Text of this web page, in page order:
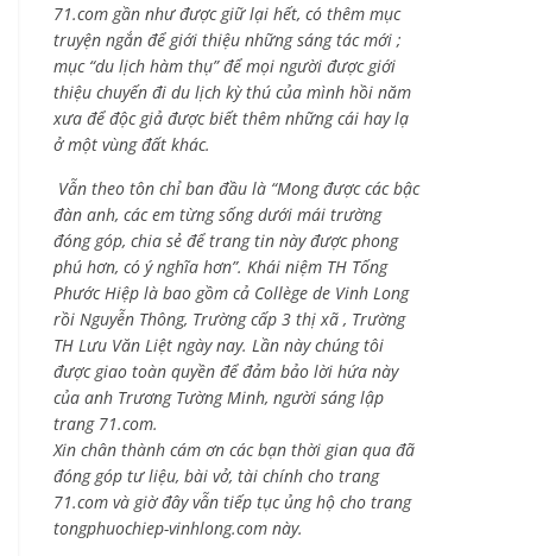
71.com gần như được giữ lại hết, có thêm mục
truyện ngắn để giới thiệu những sáng tác mới ;
mục “du lịch hàm thụ” để mọi người được giới
thiệu chuyến đi du lịch kỳ thú của mình hồi năm
xưa để độc giả được biết thêm những cái hay lạ
ở một vùng đất khác.
Vẫn theo tôn chỉ ban đầu là “Mong được các bậc
đàn anh, các em từng sống dưới mái trường
đóng góp, chia sẻ để trang tin này được phong
phú hơn, có ý nghĩa hơn”. Khái niệm TH Tống
Phước Hiệp là bao gồm cả Collège de Vinh Long
rồi Nguyễn Thông, Trường cấp 3 thị xã , Trường
TH Lưu Văn Liệt ngày nay. Lần này chúng tôi
được giao toàn quyền để đảm bảo lời hứa này
của anh Trương Tường Minh, người sáng lập
trang 71.com.
Xin chân thành cám ơn các bạn thời gian qua đã
đóng góp tư liệu, bài vở, tài chính cho trang
71.com và giờ đây vẫn tiếp tục ủng hộ cho trang
tongphuochiep-vinhlong.com này.